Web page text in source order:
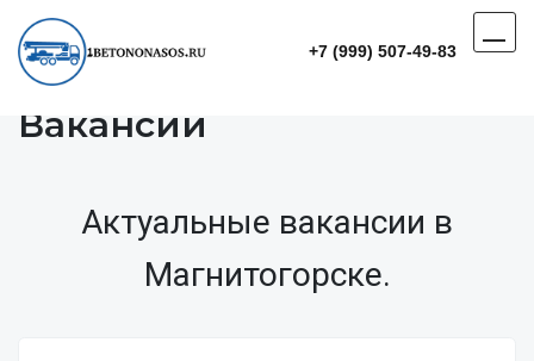
+7 (999) 507-49-83
Вакансии
Актуальные вакансии в
Магнитогорске.